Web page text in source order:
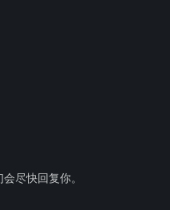
尽快回复你。